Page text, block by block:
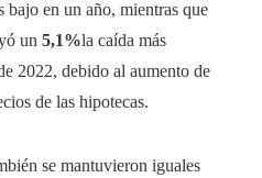
bajo en un año, mientras que
un 5,1%la caída más
2022, debido al aumento de
de las hipotecas.
se mantuvieron iguales